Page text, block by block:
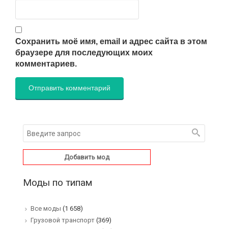
Сохранить моё имя, email и адрес сайта в этом
браузере для последующих моих
комментариев.
Добавить мод
Моды по типам
Все моды (1 658)
Грузовой транспорт (369)